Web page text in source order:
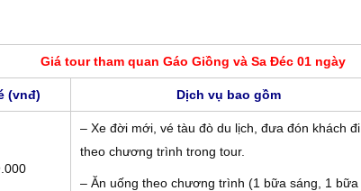
Giá tour tham quan Gáo Giồng và Sa Đéc 01 ngày
(vnđ) Dịch vụ bao gồm
– Xe đời mới, vé tàu đò du lịch, đưa đón khách đi
theo chương trình trong tour.
– Ăn uống theo chương trình (1 bữa sáng, 1 bữa